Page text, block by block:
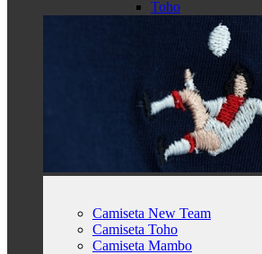
Toho
Camiseta New Team
Camiseta Toho
Camiseta Mambo